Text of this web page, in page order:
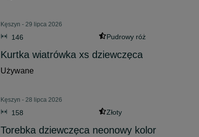
Kęszyn - 29 lipca 2026
146 Pudrowy róż
Kurtka wiatrówka xs dziewczęca
Używane
Kęszyn - 28 lipca 2026
158 Złoty
Torebka dziewczęca neonowy kolor